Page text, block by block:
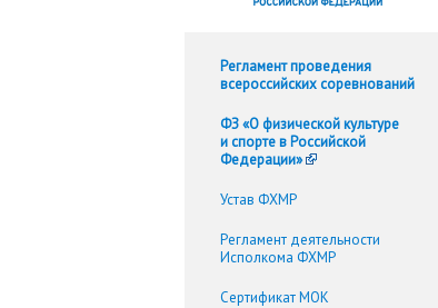
Регламент проведения
всероссийских соревнований
ФЗ «О физической культуре
и спорте в Российской
Федерации»
Устав ФХМР
Регламент деятельности
Исполкома ФХМР
Сертификат МОК